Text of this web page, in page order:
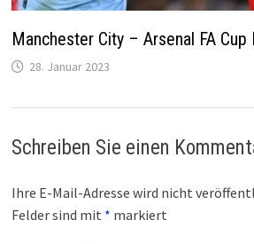
Manchester City – Arsenal FA Cup
28. Januar 2023
Schreiben Sie einen
Ihre E-Mail-Adresse wird nicht
Felder sind mit * markiert